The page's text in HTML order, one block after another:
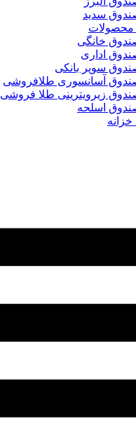
سدید
محصولات
خانگی
اداری
سوپر بانکی
آسانسوری طلافروشی
زیرویترینی طلا فروشی
اسلحه